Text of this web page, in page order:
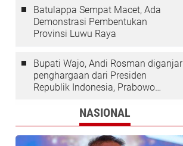
Batulappa Sempat Macet, Ada
Demonstrasi Pembentukan
Provinsi Luwu Raya
Bupati Wajo, Andi Rosman diganjar
penghargaan dari Presiden
Republik Indonesia, Prabowo
NASIONAL